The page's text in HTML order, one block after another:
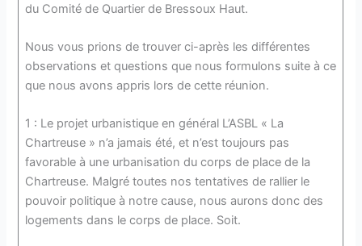
du Comité de Quartier de Bressoux Haut.
Nous vous prions de trouver ci-après les différentes
observations et questions que nous formulons suite à ce
que nous avons appris lors de cette réunion.
1 : Le projet urbanistique en général L’ASBL « La
Chartreuse » n’a jamais été, et n’est toujours pas
favorable à une urbanisation du corps de place de la
Chartreuse. Malgré toutes nos tentatives de rallier le
pouvoir politique à notre cause, nous aurons donc des
logements dans le corps de place. Soit.